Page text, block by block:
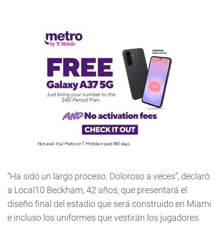
“Ha sido un largo proceso. Doloroso a veces”, declaró
a Local10 Beckham, 42 años, que presentará el
diseño final del estadio que será construido en Miami
e incluso los uniformes que vestirán los jugadores.